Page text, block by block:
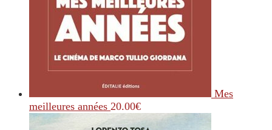
Mes
meilleures années 20.00€